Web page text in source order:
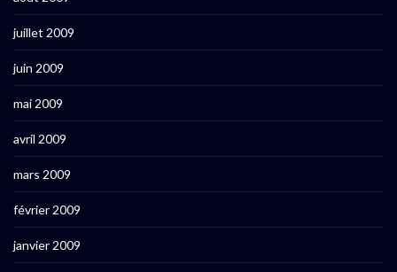
juillet 2009
juin 2009
mai 2009
avril 2009
mars 2009
février 2009
janvier 2009